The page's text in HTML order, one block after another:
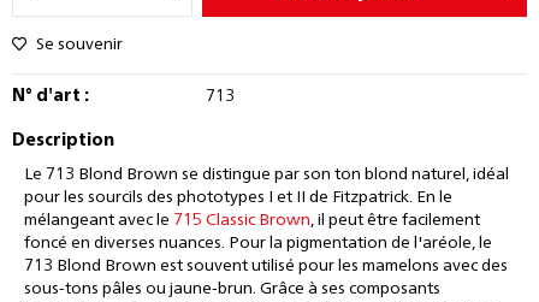
Se souvenir
N° d'art : 713
Description
Le 713 Blond Brown se distingue par son ton blond naturel, idéal
pour les sourcils des phototypes I et II de Fitzpatrick. En le
mélangeant avec le 715 Classic Brown, il peut être facilement
foncé en diverses nuances. Pour la pigmentation de l'aréole, le
713 Blond Brown est souvent utilisé pour les mamelons avec des
sous-tons pâles ou jaune-brun. Grâce à ses composants